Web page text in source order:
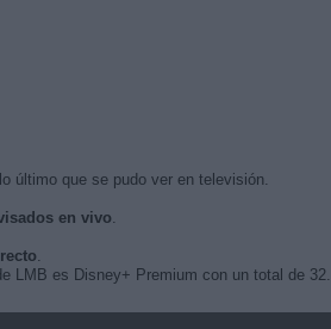
último que se pudo ver en televisión.
en vivo.
.
LMB es Disney+ Premium con un total de 32.